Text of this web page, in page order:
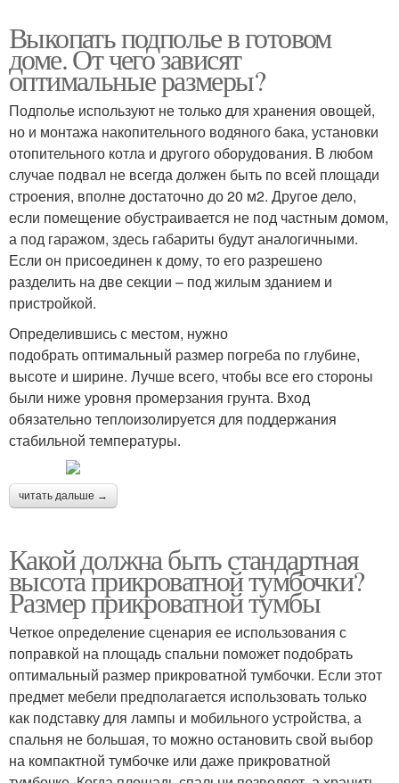
Выкопать подполье в готовом
доме. От чего зависят
оптимальные размеры?
Подполье используют не только для хранения овощей,
но и монтажа накопительного водяного бака, установки
отопительного котла и другого оборудования. В любом
случае подвал не всегда должен быть по всей площади
строения, вполне достаточно до 20 м2. Другое дело,
если помещение обустраивается не под частным домом,
а под гаражом, здесь габариты будут аналогичными.
Если он присоединен к дому, то его разрешено
разделить на две секции – под жилым зданием и
пристройкой.
Определившись с местом, нужно
подобрать оптимальный размер погреба по глубине,
высоте и ширине. Лучше всего, чтобы все его стороны
были ниже уровня промерзания грунта. Вход
обязательно теплоизолируется для поддержания
стабильной температуры.
читать дальше →
Какой должна быть стандартная
высота прикроватной тумбочки?
Размер прикроватной тумбы
Четкое определение сценария ее использования с
поправкой на площадь спальни поможет подобрать
оптимальный размер прикроватной тумбочки. Если этот
предмет мебели предполагается использовать только
как подставку для лампы и мобильного устройства, а
спальня не большая, то можно остановить свой выбор
на компактной тумбочке или даже прикроватной